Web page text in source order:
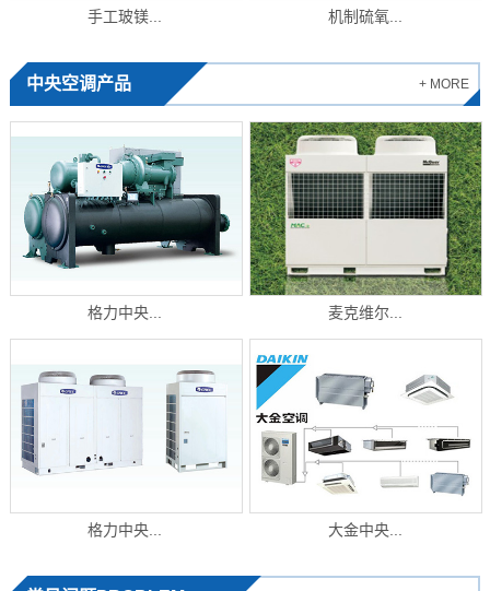
手工玻镁... 机制硫氧...
中央空调产品 + MORE
格力中央... 麦克维尔...
格力中央... 大金中央...